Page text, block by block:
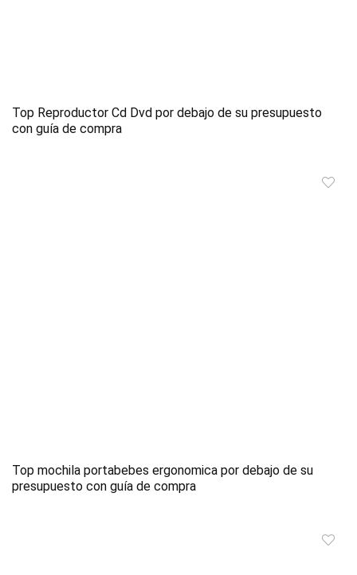
Top Reproductor Cd Dvd por debajo de su presupuesto
con guía de compra
Top mochila portabebes ergonomica por debajo de su
presupuesto con guía de compra